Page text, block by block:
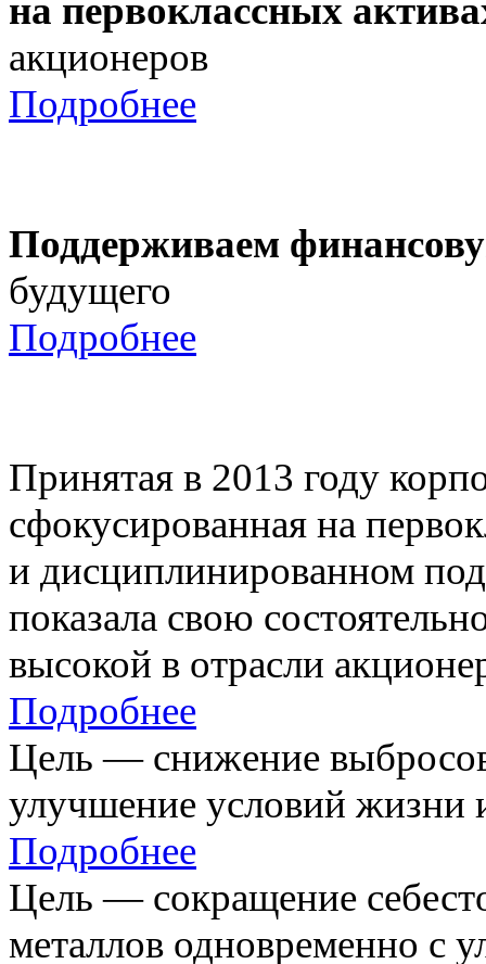
на первоклассных
акционеров
Подробнее
Поддерживаем
будущего
Подробнее
Принятая в 2013 году
сфокусированная на
и дисциплинированном
показала свою
высокой в отрасли
Подробнее
Цель — снижение
улучшение условий жизни
Подробнее
Цель — сокращение
металлов одновременно с